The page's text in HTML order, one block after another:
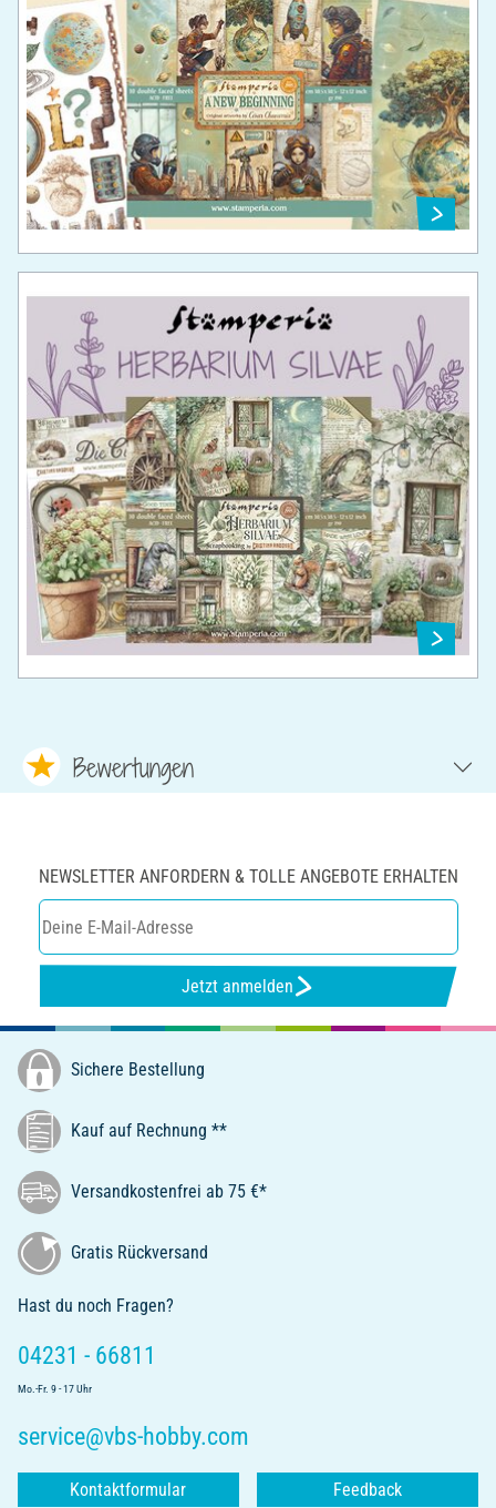
Bewertungen
NEWSLETTER ANFORDERN & TOLLE ANGEBOTE ERHALTEN
Jetzt anmelden
Sichere Bestellung
Kauf auf Rechnung **
Versandkostenfrei ab 75 €*
Gratis Rückversand
Hast du noch Fragen?
04231 - 66811
Mo.-Fr. 9 - 17 Uhr
service@vbs-hobby.com
Kontaktformular Feedback